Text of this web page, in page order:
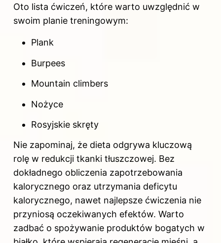
Oto lista ćwiczeń, które warto uwzględnić w
swoim planie treningowym:
Plank
Burpees
Mountain climbers
Nożyce
Rosyjskie skręty
Nie zapominaj, że dieta odgrywa kluczową
rolę w redukcji tkanki tłuszczowej. Bez
dokładnego obliczenia zapotrzebowania
kalorycznego oraz utrzymania deficytu
kalorycznego, nawet najlepsze ćwiczenia nie
przyniosą oczekiwanych efektów. Warto
zadbać o spożywanie produktów bogatych w